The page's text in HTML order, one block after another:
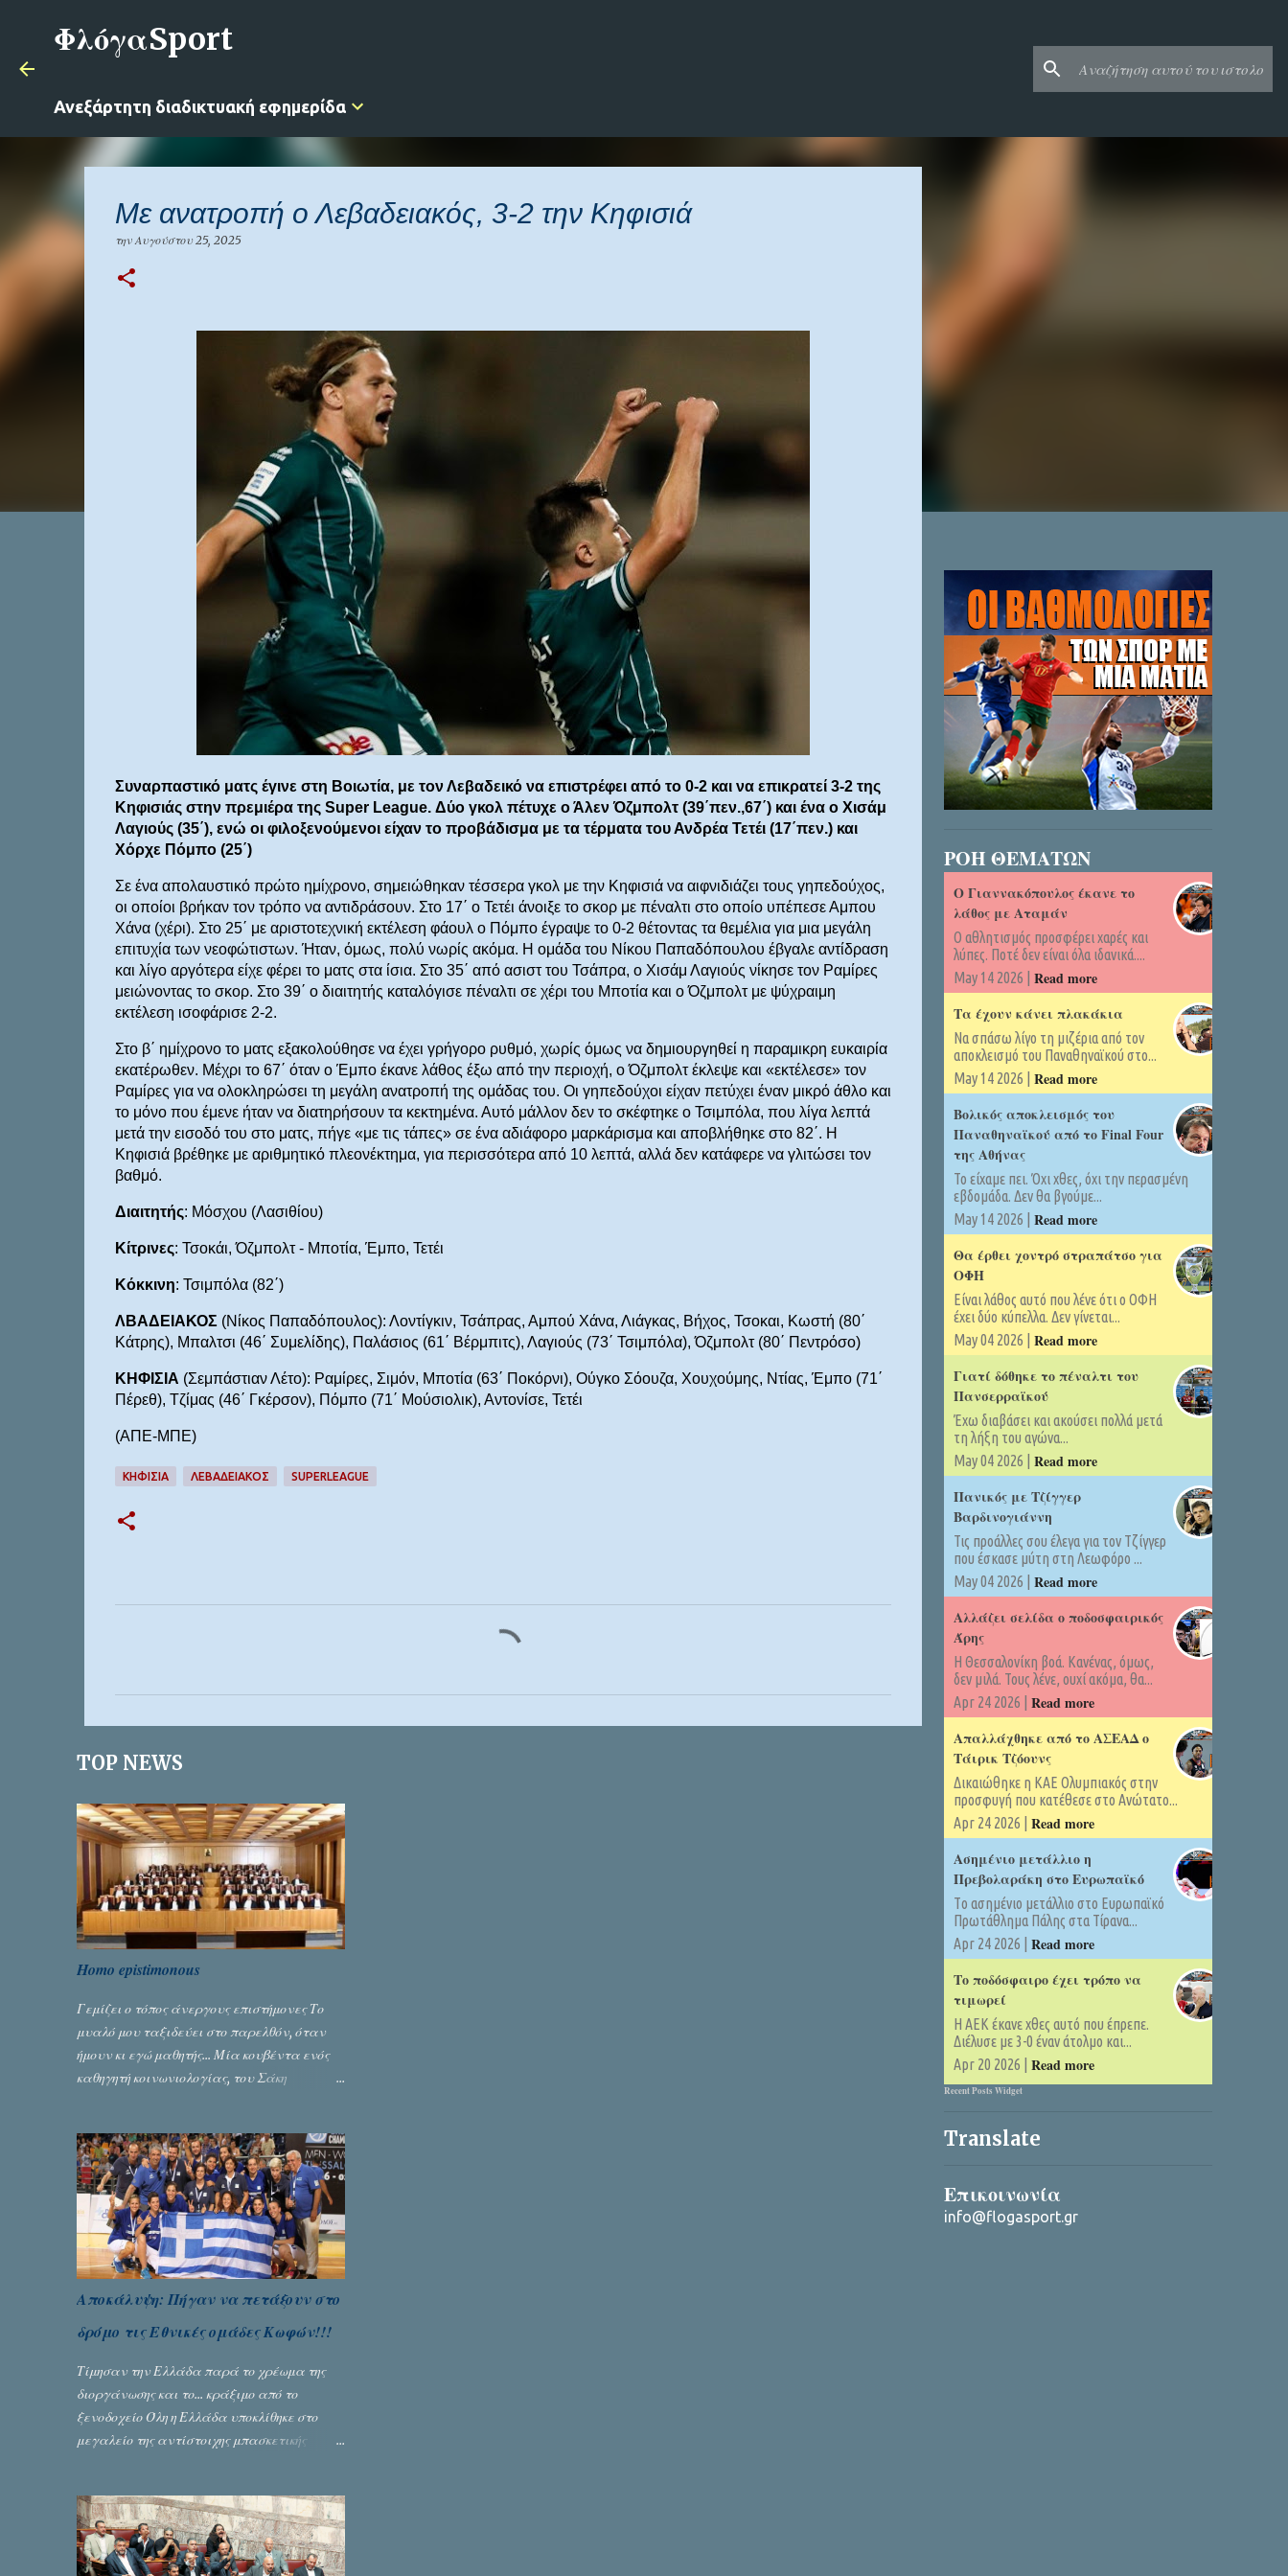
ΦλόγαSport
Ανεξάρτητη διαδικτυακή εφημερίδα
Με ανατροπή ο Λεβαδειακός, 3-2 την Κηφισιά
τηνΑυγούστου 25, 2025
Συναρπαστικό ματς έγινε στη Βοιωτία, με τον Λεβαδεικό να επιστρέφει από το 0-2 και να επικρατεί 3-2 της
Κηφισιάς στην πρεμιέρα της Super League. Δύο γκολ πέτυχε ο Άλεν Όζμπολτ (39΄πεν.,67΄) και ένα ο Χισάμ
Λαγιούς (35΄), ενώ οι φιλοξενούμενοι είχαν το προβάδισμα με τα τέρματα του Ανδρέα Τετέι (17΄πεν.) και
Χόρχε Πόμπο (25΄)
Σε ένα απολαυστικό πρώτο ημίχρονο, σημειώθηκαν τέσσερα γκολ με την Κηφισιά να αιφνιδιάζει τους γηπεδούχος,
οι οποίοι βρήκαν τον τρόπο να αντιδράσουν. Στο 17΄ ο Τετέι άνοιξε το σκορ με πέναλτι στο οποίο υπέπεσε Αμπου
Χάνα (χέρι). Στο 25΄ με αριστοτεχνική εκτέλεση φάουλ ο Πόμπο έγραψε το 0-2 θέτοντας τα θεμέλια για μια μεγάλη
επιτυχία των νεοφώτιστων. Ήταν, όμως, πολύ νωρίς ακόμα. Η ομάδα του Νίκου Παπαδόπουλου έβγαλε αντίδραση
και λίγο αργότερα είχε φέρει το ματς στα ίσια. Στο 35΄ από ασιστ του Τσάπρα, ο Χισάμ Λαγιούς νίκησε τον Ραμίρες
μειώνοντας το σκορ. Στο 39΄ ο διαιτητής καταλόγισε πέναλτι σε χέρι του Μποτία και ο Όζμπολτ με ψύχραιμη
εκτέλεση ισοφάρισε 2-2.
Στο β΄ ημίχρονο το ματς εξακολούθησε να έχει γρήγορο ρυθμό, χωρίς όμως να δημιουργηθεί η παραμικρη ευκαιρία
εκατέρωθεν. Μέχρι το 67΄ όταν ο Έμπο έκανε λάθος έξω από την περιοχή, ο Όζμπολτ έκλεψε και «εκτέλεσε» τον
Ραμίρες για να ολοκληρώσει τη μεγάλη ανατροπή της ομάδας του. Οι γηπεδούχοι είχαν πετύχει έναν μικρό άθλο και
το μόνο που έμενε ήταν να διατηρήσουν τα κεκτημένα. Αυτό μάλλον δεν το σκέφτηκε ο Τσιμπόλα, που λίγα λεπτά
μετά την εισοδό του στο ματς, πήγε «με τις τάπες» σε ένα αδιάφορο μαρκάρισμα και αποβλήθηκε στο 82΄. Η
Κηφισιά βρέθηκε με αριθμητικό πλεονέκτημα, για περισσότερα από 10 λεπτά, αλλά δεν κατάφερε να γλιτώσει τον
βαθμό.
Διαιτητής: Μόσχου (Λασιθίου)
Κίτρινες: Τσοκάι, Όζμπολτ - Μποτία, Έμπο, Τετέι
Κόκκινη: Τσιμπόλα (82΄)
ΛΒΑΔΕΙΑΚΟΣ(Νίκος Παπαδόπουλος): Λοντίγκιν, Τσάπρας, Αμπού Χάνα, Λιάγκας, Βήχος, Τσοκαι, Κωστή (80΄
Κάτρης), Μπαλτσι (46΄ Συμελίδης), Παλάσιος (61΄ Βέρμπιτς), Λαγιούς (73΄ Τσιμπόλα), Όζμπολτ (80΄ Πεντρόσο)
ΚΗΦΙΣΙΑ (Σεμπάστιαν Λέτο): Ραμίρες, Σιμόν, Μποτία (63΄ Ποκόρνι), Ούγκο Σόουζα, Χουχούμης, Ντίας, Έμπο (71΄
Πέρεθ), Τζίμας (46΄ Γκέρσον), Πόμπο (71΄ Μούσιολικ), Αντονίσε, Τετέι
(ΑΠΕ-ΜΠΕ)
ΚΗΦΙΣΙΑ ΛΕΒΑΔΕΙΑΚΟΣ SUPERLEAGUE
α
TOP NEWS
Homo epistimonous
Γεμίζει ο τόπος άνεργους επιστήμονες Το
μυαλό μου ταξιδεύει στο παρελθόν, όταν
ήμουν κι εγώ μαθητής... Μία κουβέντα ενός
καθηγητή κοινωνιολογίας, του Σάκη
Γράφει ο Σταύρος Αλευρογιάννης
Αποκάλυψη: Πήγαν να πετάξουν στο
δρόμο τις Εθνικές ομάδες Κωφών!!!
Τίμησαν την Ελλάδα παρά το χρέωμα της
διοργάνωσης και το... κράξιμο από το
ξενοδοχείο Όλη η Ελλάδα υποκλίθηκε στο
μεγαλείο της αντίστοιχης μπασκετικής
πρωταθλήματος κωφών που διεξήχθη στη
Θεσσανολίκη τις προηγουμενες ημέρες. Πίσω
από την λάμψη και την αποθέωση που
ΡΟΗ ΘΕΜΑΤΩΝ
Ο Γιαννακόπουλος έκανε το
λάθος με Αταμάν
Ο αθλητισμός προσφέρει χαρές και
λύπες. Ποτέ δεν είναι όλα ιδανικά....
May 14 2026 | Read more
Τα έχουν κάνει πλακάκια
Να σπάσω λίγο τη μιζέρια από τον
αποκλεισμό του Παναθηναϊκού στο...
May 14 2026 | Read more
Βολικός αποκλεισμός του
Παναθηναϊκού από το Final Four
της Αθήνας
Το είχαμε πει. Όχι χθες, όχι την περασμένη
εβδομάδα. Δεν θα βγούμε...
May 14 2026 | Read more
Θα έρθει χοντρό στραπάτσο για
ΟΦΗ
Είναι λάθος αυτό που λένε ότι ο ΟΦΗ
έχει δύο κύπελλα. Δεν γίνεται...
May 04 2026 | Read more
Γιατί δόθηκε το πέναλτι του
Πανσερραϊκού
Έχω διαβάσει και ακούσει πολλά μετά
τη λήξη του αγώνα...
May 04 2026 | Read more
Πανικός με Τζίγγερ
Βαρδινογιάννη
Τις προάλλες σου έλεγα για τον Τζίγγερ
που έσκασε μύτη στη Λεωφόρο ...
May 04 2026 | Read more
Αλλάζει σελίδα ο ποδοσφαιρικός
Άρης
Η Θεσσαλονίκη βοά. Κανένας, όμως,
δεν μιλά. Τους λένε, ουχί ακόμα, θα...
Apr 24 2026 | Read more
Απαλλάχθηκε από το ΑΣΕΑΔ ο
Τάιρικ Τζόουνς
Δικαιώθηκε η ΚΑΕ Ολυμπιακός στην
προσφυγή που κατέθεσε στο Ανώτατο...
Apr 24 2026 | Read more
Ασημένιο μετάλλιο η
Πρεβολαράκη στο Ευρωπαϊκό
Tο ασημένιο μετάλλιο στο Ευρωπαϊκό
Πρωτάθλημα Πάλης στα Τίρανα...
Apr 24 2026 | Read more
Το ποδόσφαιρο έχει τρόπο να
τιμωρεί
Η ΑΕΚ έκανε χθες αυτό που έπρεπε.
Διέλυσε με 3-0 έναν άτολμο και...
Apr 20 2026 | Read more
Recent Posts Widget
Translate
Επικοινωνία
info@flogasport.gr